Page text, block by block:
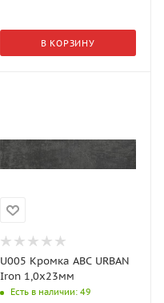
В КОРЗИНУ
U005 Кромка АВС URBAN
Iron 1,0х23мм
Есть в наличии: 49